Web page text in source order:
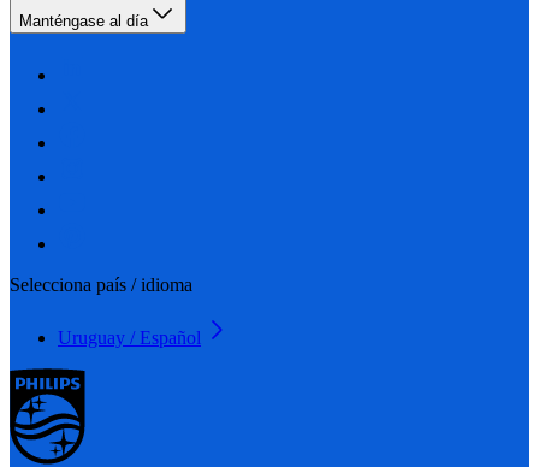
Manténgase al día
Selecciona país / idioma
Uruguay / Español